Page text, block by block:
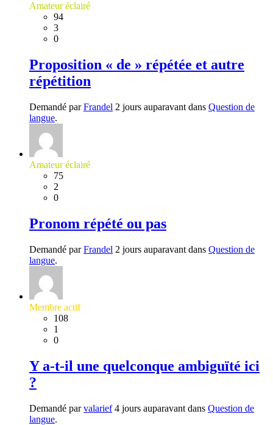
Amateur éclairé
94
3
0
Proposition « de » répétée et autre
répétition
Demandé parFrandel 2 jours auparavant dans Question de
langue.
Amateur éclairé
75
2
0
Pronom répété ou pas
Demandé parFrandel 2 jours auparavant dans Question de
langue.
Membre actif
108
1
0
Y a-t-il une quelconque ambiguïté ici
?
Demandé parvalarief4 jours auparavant dans Question de
langue.